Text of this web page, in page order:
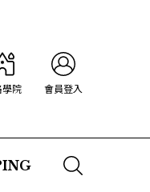
學院 會員登入